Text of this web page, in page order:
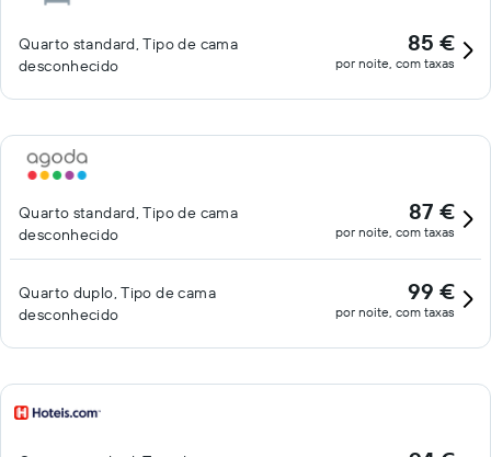
Quarto standard, Tipo de cama
desconhecido
85 €
por noite, com taxas
Quarto standard, Tipo de cama
desconhecido
87 €
por noite, com taxas
Quarto duplo, Tipo de cama
desconhecido
99 €
por noite, com taxas